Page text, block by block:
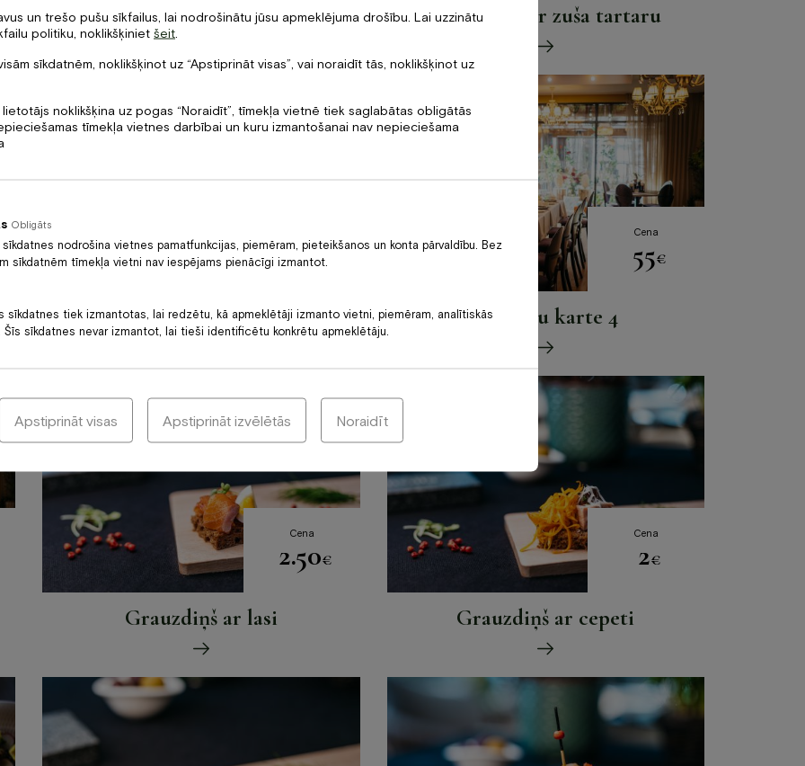
Grauzdiņš ar artišokiem Grauzdiņš ar zuša tartaru
30€
Banketu karte 1
Cena
55€
Banketu karte 4
Cena
2.50€
Grauzdiņš ar lasi
Cena
2€
Grauzdiņš ar cepeti
un trešo pušu sīkfailus, lai nodrošinātu jūsu apmeklējuma drošību. Lai uzzinātu
politiku, noklikšķiniet šeit
sīkdatnēm, noklikšķinot uz “Apstiprināt visas”, vai noraidīt tās, noklikšķinot uz
noklikšķina uz pogas “Noraidīt”, tīmekļa vietnē tiek saglabātas obligātās
tīmekļa vietnes darbībai un kuru izmantošanai nav nepieciešama
Obligāts
nodrošina vietnes pamatfunkcijas, piemēram, pieteikšanos un konta pārvaldību. Bez
sīkdatnēm tīmekļa vietni nav iespējams pienācīgi izmantot.
sīkdatnes tiek izmantotas, lai redzētu, kā apmeklētāji izmanto vietni, piemēram, analītiskās
Šīs sīkdatnes nevar izmantot, lai tieši identificētu konkrētu apmeklētāju.
Noraidīt
Apstiprināt izvēlētās
Apstiprināt visas